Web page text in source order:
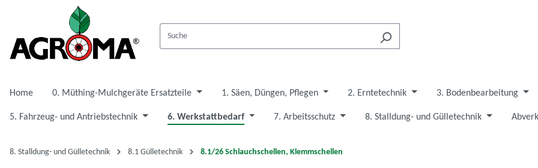
Hauptinhalt springen
Zur Hauptnavigation springen
Home 0. Müthing-Mulchgeräte Ersatzteile 1. Säen, Düngen, Pflegen 2. Erntetechnik 3. Bodenbearbeitung
5. Fahrzeug- und Antriebstechnik 6. Werkstattbedarf 7. Arbeitsschutz 8. Stalldung- und Gülletechnik
8. Stalldung- und Gülletechnik 8.1 Gülletechnik 8.1/26 Schlauchschellen, Klemmschellen